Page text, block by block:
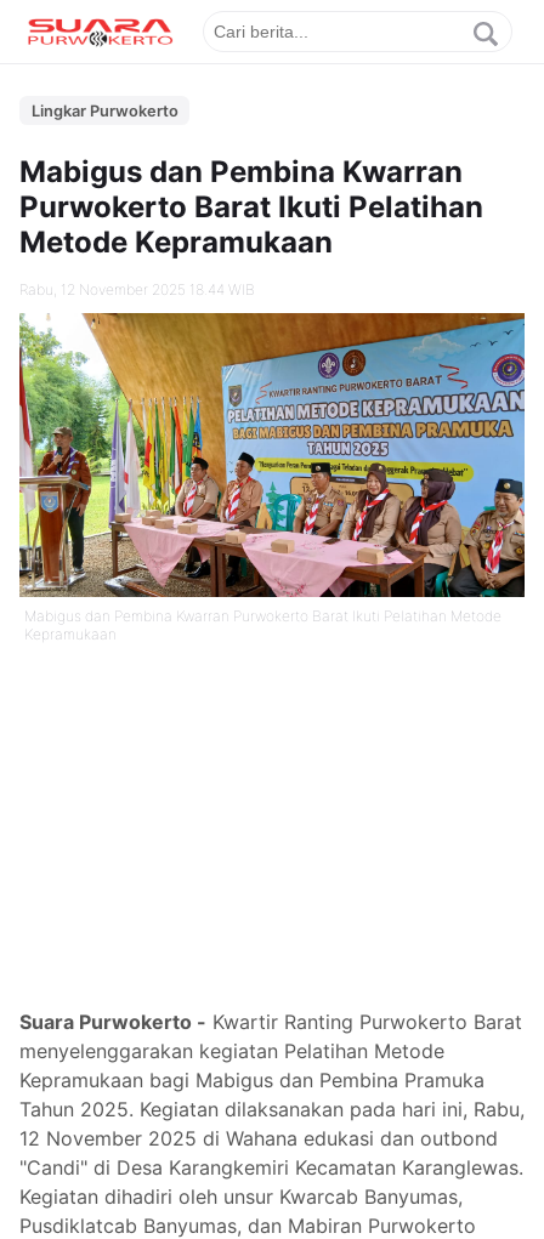
Lingkar Purwokerto
Mabigus dan Pembina Kwarran
Purwokerto Barat Ikuti Pelatihan
Metode Kepramukaan
Rabu, 12 November 2025 18.44 WIB
Mabigus dan Pembina Kwarran Purwokerto Barat Ikuti Pelatihan Metode
Kepramukaan
Suara Purwokerto - Kwartir Ranting Purwokerto Barat
menyelenggarakan kegiatan Pelatihan Metode
Kepramukaan bagi Mabigus dan Pembina Pramuka
Tahun 2025. Kegiatan dilaksanakan pada hari ini, Rabu,
12 November 2025 di Wahana edukasi dan outbond
"Candi" di Desa Karangkemiri Kecamatan Karanglewas.
Kegiatan dihadiri oleh unsur Kwarcab Banyumas,
Pusdiklatcab Banyumas, dan Mabiran Purwokerto